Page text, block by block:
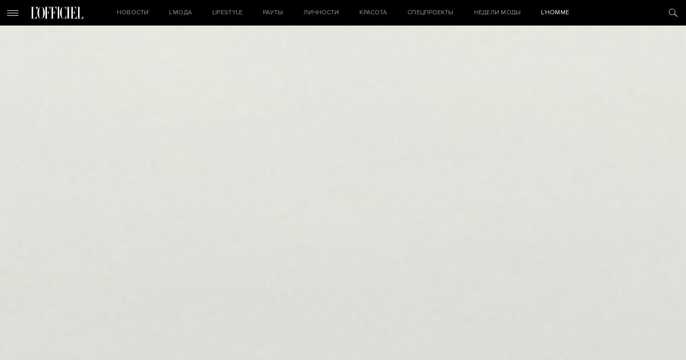
НОВОСТИ L’МОДА LIFESTYLE РАУТЫ ЛИЧНОСТИ КРАСОТА СПЕЦПРОЕКТЫ НЕДЕЛИ МОДЫ L’HOMME